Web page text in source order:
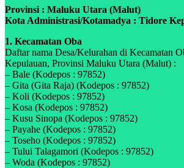
Provinsi : Maluku Utara (Malut)
Kota Administrasi/Kotamadya : Tidore
1. Kecamatan Oba
Daftar nama Desa/Kelurahan di Kecamatan
Kepulauan, Provinsi Maluku Utara (Malut) :
– Bale (Kodepos : 97852)
– Gita (Gita Raja) (Kodepos : 97852)
– Koli (Kodepos : 97852)
– Kosa (Kodepos : 97852)
– Kusu Sinopa (Kodepos : 97852)
– Payahe (Kodepos : 97852)
– Toseho (Kodepos : 97852)
– Tului Talagamori (Kodepos : 97852)
– Woda (Kodepos : 97852)